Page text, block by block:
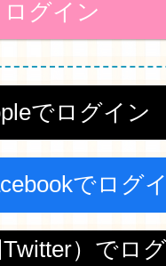
でログイン
でログ
）でロ